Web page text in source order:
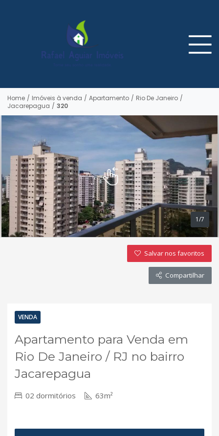
Home / Imóveis à venda / Apartamento / Rio De Janeiro /
Jacarepagua / 320
1/7
Salvar nos favoritos
Compartilhar
VENDA
Apartamento para Venda em
Rio De Janeiro / RJ no bairro
Jacarepagua
02 dormitórios 63m²